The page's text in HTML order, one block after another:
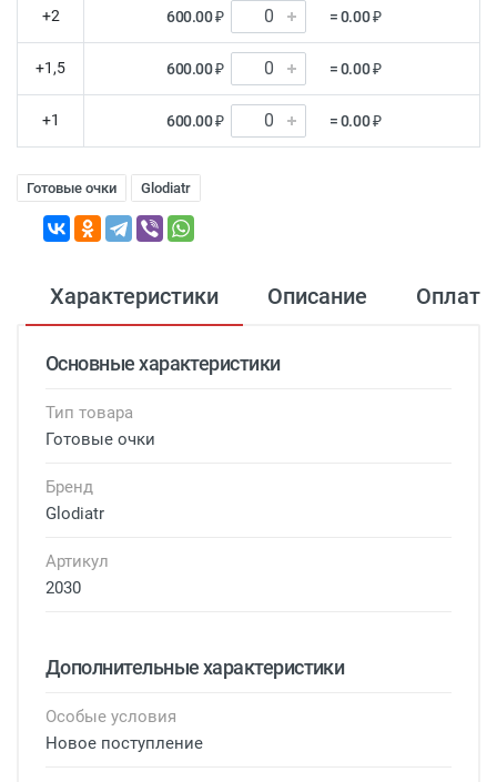
+2 600.00 ₽ = 0.00 ₽
+1,5 600.00 ₽ = 0.00 ₽
+1 600.00 ₽ = 0.00 ₽
Готовые очки Glodiatr
Характеристики Описание Оплата
Основные характеристики
Тип товара
Готовые очки
Бренд
Glodiatr
Артикул
2030
Дополнительные характеристики
Особые условия
Новое поступление